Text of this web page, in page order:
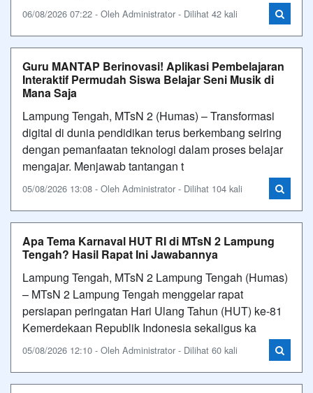
06/08/2026 07:22 - Oleh Administrator - Dilihat 42 kali
Guru MANTAP Berinovasi! Aplikasi Pembelajaran
Interaktif Permudah Siswa Belajar Seni Musik di
Mana Saja
Lampung Tengah, MTsN 2 (Humas) – Transformasi
digital di dunia pendidikan terus berkembang seiring
dengan pemanfaatan teknologi dalam proses belajar
mengajar. Menjawab tantangan t
05/08/2026 13:08 - Oleh Administrator - Dilihat 104 kali
Apa Tema Karnaval HUT RI di MTsN 2 Lampung
Tengah? Hasil Rapat Ini Jawabannya
Lampung Tengah, MTsN 2 Lampung Tengah (Humas)
– MTsN 2 Lampung Tengah menggelar rapat
persiapan peringatan Hari Ulang Tahun (HUT) ke-81
Kemerdekaan Republik Indonesia sekaligus ka
05/08/2026 12:10 - Oleh Administrator - Dilihat 60 kali